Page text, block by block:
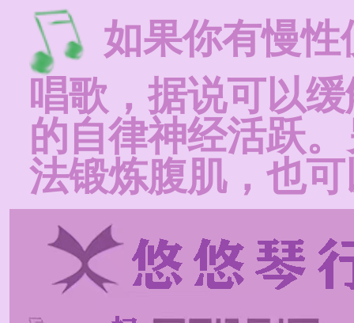
如果你有慢
唱歌，据说可以
的自律神经活跃
法锻炼腹肌，也